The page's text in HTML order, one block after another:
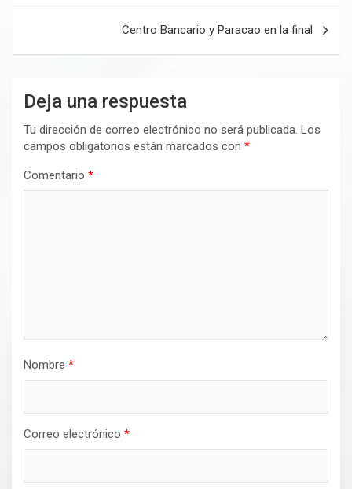
Centro Bancario y Paracao en la final
Deja una respuesta
Tu dirección de correo electrónico no será publicada. Los
campos obligatorios están marcados con *
Comentario *
Nombre *
Correo electrónico *